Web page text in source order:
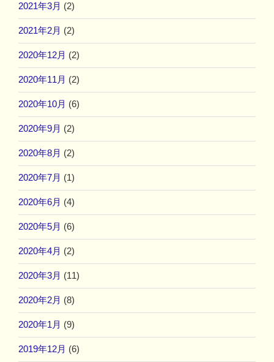
2021年3月 (2)
2021年2月 (2)
2020年12月 (2)
2020年11月 (2)
2020年10月 (6)
2020年9月 (2)
2020年8月 (2)
2020年7月 (1)
2020年6月 (4)
2020年5月 (6)
2020年4月 (2)
2020年3月 (11)
2020年2月 (8)
2020年1月 (9)
2019年12月 (6)